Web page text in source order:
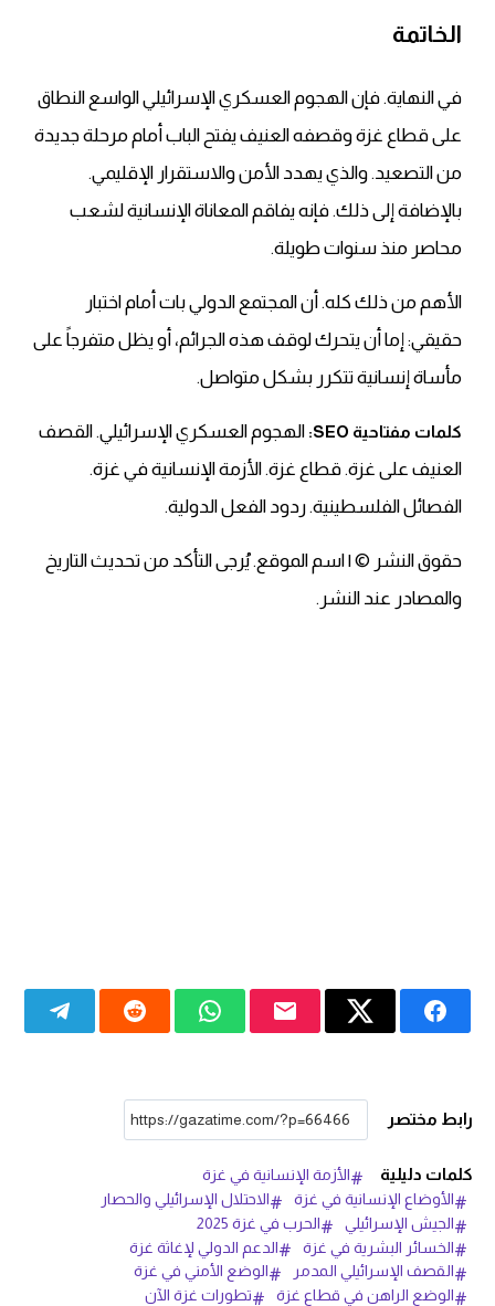
الخاتمة
في النهاية. فإن الهجوم العسكري الإسرائيلي الواسع النطاق
على قطاع غزة وقصفه العنيف يفتح الباب أمام مرحلة جديدة
من التصعيد. والذي يهدد الأمن والاستقرار الإقليمي.
بالإضافة إلى ذلك. فإنه يفاقم المعاناة الإنسانية لشعب
محاصر منذ سنوات طويلة.
الأهم من ذلك كله. أن المجتمع الدولي بات أمام اختبار
حقيقي: إما أن يتحرك لوقف هذه الجرائم، أو يظل متفرجاً على
مأساة إنسانية تتكرر بشكل متواصل.
كلمات مفتاحية SEO:
الهجوم العسكري الإسرائيلي. القصف
العنيف على غزة. قطاع غزة. الأزمة الإنسانية في غزة.
الفصائل الفلسطينية. ردود الفعل الدولية.
حقوق النشر © | اسم الموقع. يُرجى التأكد من تحديث التاريخ
والمصادر عند النشر.
رابط مختصر
كلمات دليلية
الأزمة الإنسانية في غزة
الأوضاع الإنسانية في غزة
الاحتلال الإسرائيلي والحصار
الجيش الإسرائيلي
الحرب في غزة 2025
الخسائر البشرية في غزة
الدعم الدولي لإغاثة غزة
القصف الإسرائيلي المدمر
الوضع الأمني في غزة
الوضع الراهن في قطاع غزة
تطورات غزة الآن